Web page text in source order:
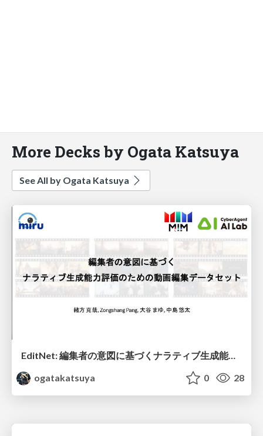
More Decks by Ogata Katsuya
See All by Ogata Katsuya
EditNet: 編集者の意図に基づくナラティブ生成能力評価のための動画編集データセット / EditNet: A Dataset for Evaluating Message-Driven Narrative Video Editing
ogatakatsuya
0 28